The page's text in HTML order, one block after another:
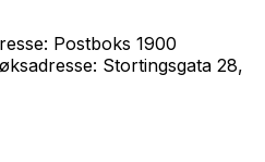
Postboks 1900
Stortingsgata 28,